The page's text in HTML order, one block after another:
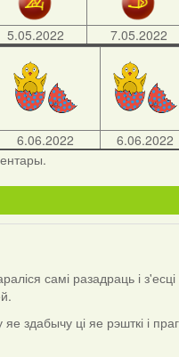
5.05.2022 7.05.2022
6.06.2022 6.06.2022
самі разадраць і
здабычу ці яе рэшткі і